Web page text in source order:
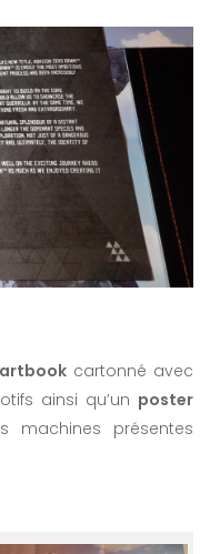
artbook cartonné avec
ainsi qu’un poster
machines présentes